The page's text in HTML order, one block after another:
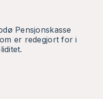
Pensjonskasse
er redegjort for i